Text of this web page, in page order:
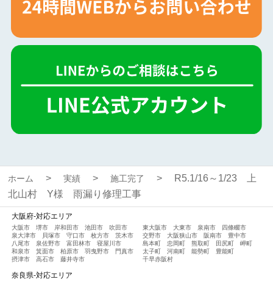
ホーム 実績 施工完了
R5.1/16～1/23 上
北山村 Y様 雨漏り修理工事
大阪府-対応エリア
大阪市 堺市 岸和田市 池田市
吹田市
泉大津市
貝塚市 守口市 枚方市
茨木市
八尾市
泉佐野市 富田林市
寝屋川市
和泉市
箕面市 柏原市 羽曳野市
門真市
摂津市
高石市 藤井寺市
東大阪市 大東市 泉南市
四條畷市
交野市
大阪狭山市 阪南市
豊中市
島本町
忠岡町 熊取町 田尻町
岬町
太子町
河南町 能勢町
豊能町
千早赤阪村
奈良県-対応エリア